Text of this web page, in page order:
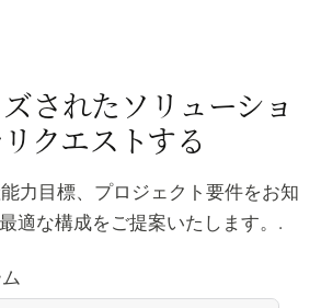
されたソリューショ
クエストする
力目標、プロジェクト要件をお知
適な構成をご提案いたします。.